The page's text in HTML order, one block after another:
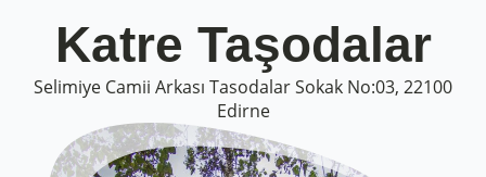
Katre Taşodalar
Selimiye Camii Arkası Tasodalar Sokak No:03, 22100
Edirne